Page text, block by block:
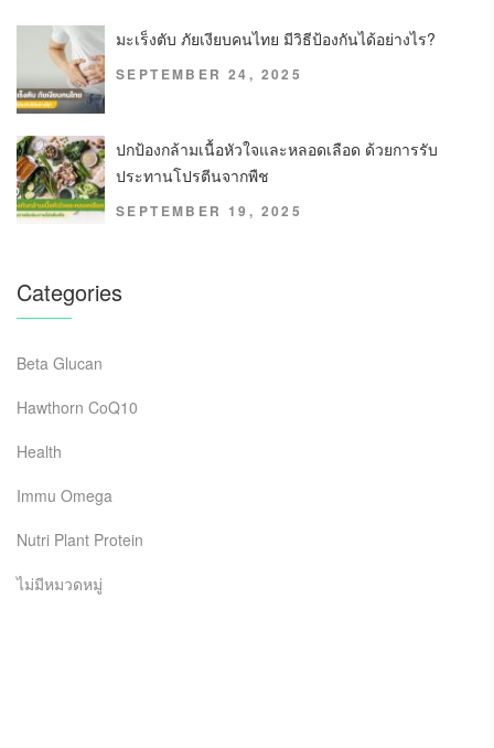
มะเร็งตับ ภัยเงียบคนไทย มีวิธีป้องกันได้อย่างไร?
SEPTEMBER 24, 2025
ปกป้องกล้ามเนื้อหัวใจและหลอดเลือด ด้วยการรับ
ประทานโปรตีนจากพืช
SEPTEMBER 19, 2025
Categories
Beta Glucan
Hawthorn CoQ10
Health
Immu Omega
Nutri Plant Protein
ไม่มีหมวดหมู่